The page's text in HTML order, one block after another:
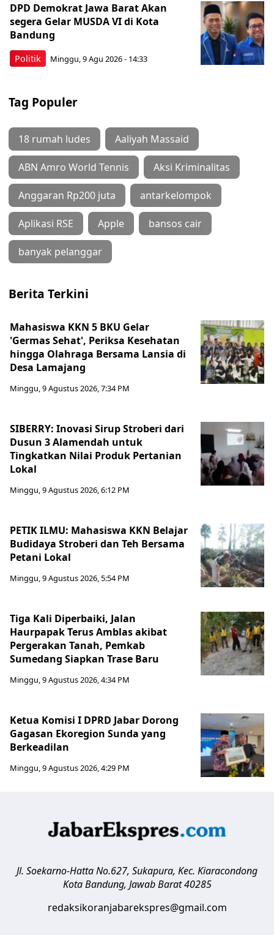
Politik
DPD Demokrat Jawa Barat Akan
segera Gelar MUSDA VI di Kota
Bandung
Minggu, 9 Agu 2026 - 14:33
Tag Populer
18 rumah ludes Aaliyah Massaid
ABN Amro World Tennis Aksi Kriminalitas
Anggaran Rp200 juta antarkelompok
Aplikasi RSE Apple bansos cair
banyak pelanggar
Berita Terkini
Mahasiswa KKN 5 BKU Gelar
'Germas Sehat', Periksa Kesehatan
hingga Olahraga Bersama Lansia di
Desa Lamajang
Minggu, 9 Agustus 2026, 7:34 PM
SIBERRY: Inovasi Sirup Stroberi dari
Dusun 3 Alamendah untuk
Tingkatkan Nilai Produk Pertanian
Lokal
Minggu, 9 Agustus 2026, 6:12 PM
PETIK ILMU: Mahasiswa KKN Belajar
Budidaya Stroberi dan Teh Bersama
Petani Lokal
Minggu, 9 Agustus 2026, 5:54 PM
Tiga Kali Diperbaiki, Jalan
Haurpapak Terus Amblas akibat
Pergerakan Tanah, Pemkab
Sumedang Siapkan Trase Baru
Minggu, 9 Agustus 2026, 4:34 PM
Ketua Komisi I DPRD Jabar Dorong
Gagasan Ekoregion Sunda yang
Berkeadilan
Minggu, 9 Agustus 2026, 4:29 PM
Jl. Soekarno-Hatta No.627, Sukapura, Kec. Kiaracondong
Kota Bandung, Jawab Barat 40285
redaksikoranjabarekspres@gmail.com